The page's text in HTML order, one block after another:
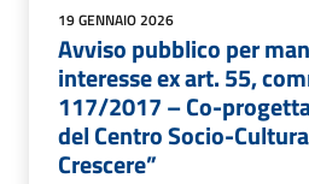
19 GENNAIO 2026
Avviso pubblico per
interesse ex art. 55,
117/2017 – Co-
del Centro Socio-
Crescere”